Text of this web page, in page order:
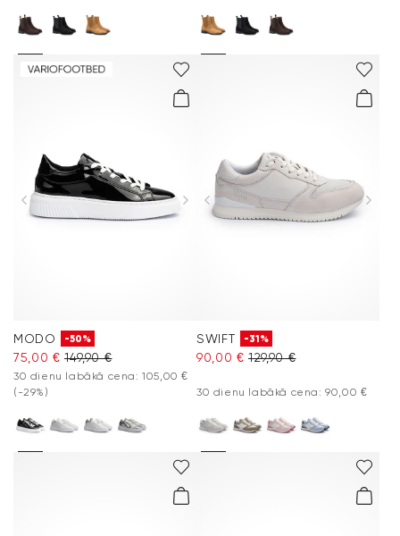
MODO -50%
75,00 € 149,90 €
30 dienu labākā cena: 105,00 €
(-29%)
SWIFT -31%
90,00 € 129,90 €
30 dienu labākā cena: 90,00 €